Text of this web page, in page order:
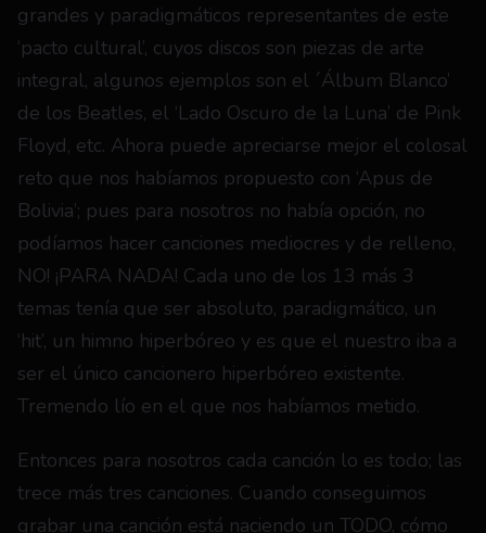
grandes y paradigmáticos representantes de este
‘pacto cultural’, cuyos discos son piezas de arte
integral, algunos ejemplos son el ´Álbum Blanco’
de los Beatles, el ‘Lado Oscuro de la Luna’ de Pink
Floyd, etc. Ahora puede apreciarse mejor el colosal
reto que nos habíamos propuesto con ‘Apus de
Bolivia’; pues para nosotros no había opción, no
podíamos hacer canciones mediocres y de relleno,
NO! ¡PARA NADA! Cada uno de los 13 más 3
temas tenía que ser absoluto, paradigmático, un
‘hit’, un himno hiperbóreo y es que el nuestro iba a
ser el único cancionero hiperbóreo existente.
Tremendo lío en el que nos habíamos metido.
Entonces para nosotros cada canción lo es todo; las
trece más tres canciones. Cuando conseguimos
grabar una canción está naciendo un TODO, cómo